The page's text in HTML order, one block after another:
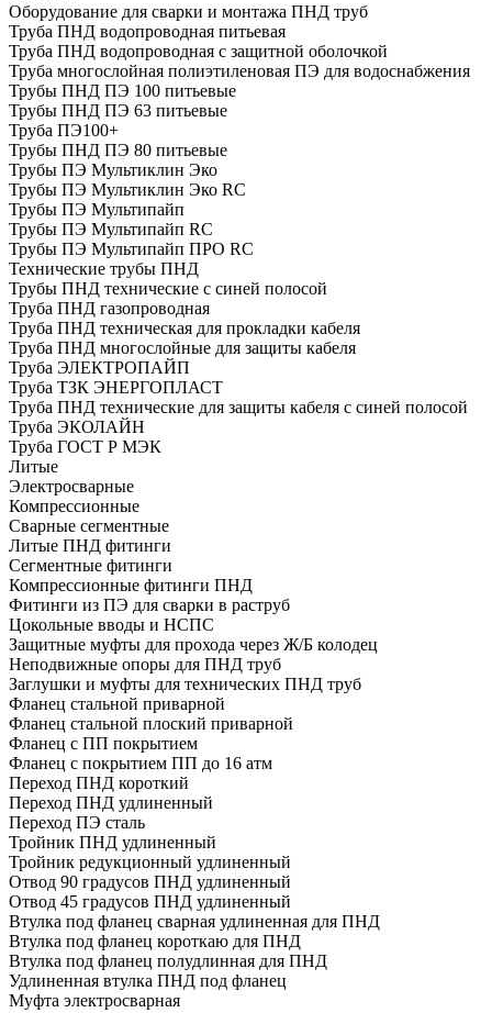
Оборудование для сварки и монтажа ПНД труб
Труба ПНД водопроводная питьевая
Труба ПНД водопроводная с защитной оболочкой
Труба многослойная полиэтиленовая ПЭ для водоснабжения
Трубы ПНД ПЭ 100 питьевые
Трубы ПНД ПЭ 63 питьевые
Труба ПЭ100+
Трубы ПНД ПЭ 80 питьевые
Трубы ПЭ Мультиклин Эко
Трубы ПЭ Мультиклин Эко RC
Трубы ПЭ Мультипайп
Трубы ПЭ Мультипайп RC
Трубы ПЭ Мультипайп ПРО RC
Технические трубы ПНД
Трубы ПНД технические с синей полосой
Труба ПНД газопроводная
Труба ПНД техническая для прокладки кабеля
Труба ПНД многослойные для защиты кабеля
Труба ЭЛЕКТРОПАЙП
Труба ТЗК ЭНЕРГОПЛАСТ
Труба ПНД технические для защиты кабеля с синей полосой
Труба ЭКОЛАЙН
Труба ГОСТ Р МЭК
Литые
Электросварные
Компрессионные
Сварные сегментные
Литые ПНД фитинги
Сегментные фитинги
Компрессионные фитинги ПНД
Фитинги из ПЭ для сварки в раструб
Цокольные вводы и НСПС
Защитные муфты для прохода через Ж/Б колодец
Неподвижные опоры для ПНД труб
Заглушки и муфты для технических ПНД труб
Фланец стальной приварной
Фланец стальной плоский приварной
Фланец с ПП покрытием
Фланец с покрытием ПП до 16 атм
Переход ПНД короткий
Переход ПНД удлиненный
Переход ПЭ сталь
Тройник ПНД удлиненный
Тройник редукционный удлиненный
Отвод 90 градусов ПНД удлиненный
Отвод 45 градусов ПНД удлиненный
Втулка под фланец сварная удлиненная для ПНД
Втулка под фланец короткаю для ПНД
Втулка под фланец полудлинная для ПНД
Удлиненная втулка ПНД под фланец
Муфта электросварная